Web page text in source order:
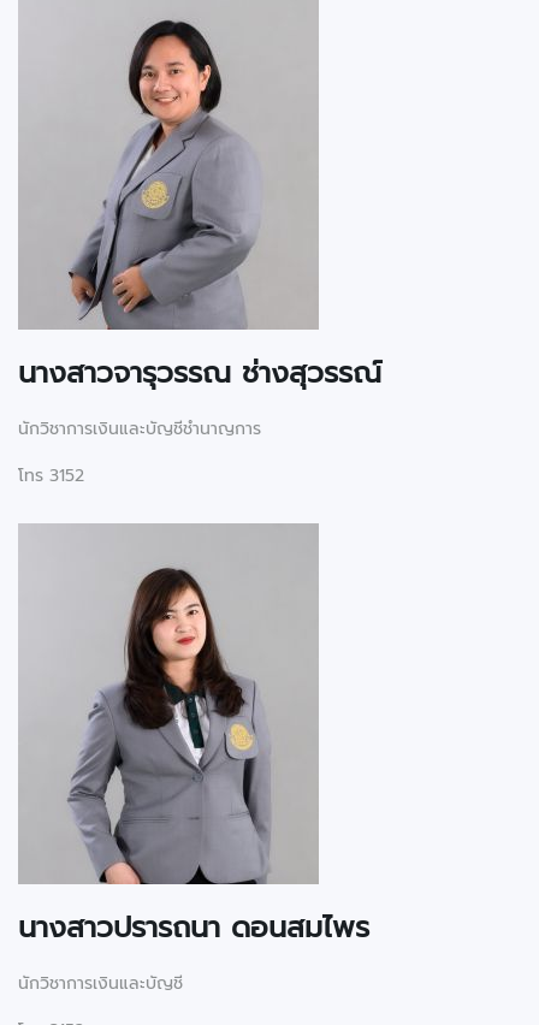
นางสาวจารุวรรณ ช่างสุวรรณ์
นักวิชาการเงินและบัญชีชำนาญการ
โทร 3152
นางสาวปรารถนา ดอนสมไพร
นักวิชาการเงินและบัญชี